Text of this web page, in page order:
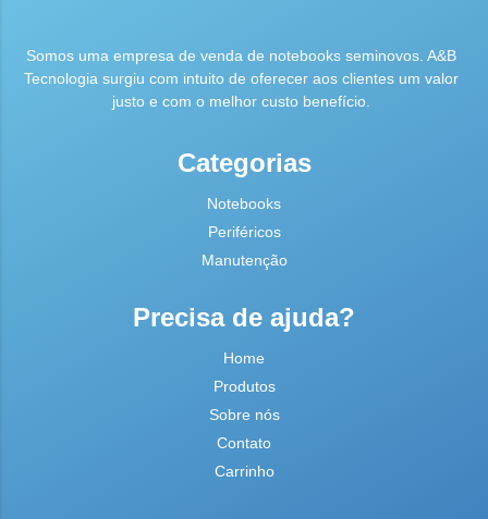
Somos uma empresa de venda de notebooks seminovos. A&B
Tecnologia surgiu com intuito de oferecer aos clientes um valor
justo e com o melhor custo benefício.
Categorias
Notebooks
Periféricos
Manutenção
Precisa de ajuda?
Home
Produtos
Sobre nós
Contato
Carrinho